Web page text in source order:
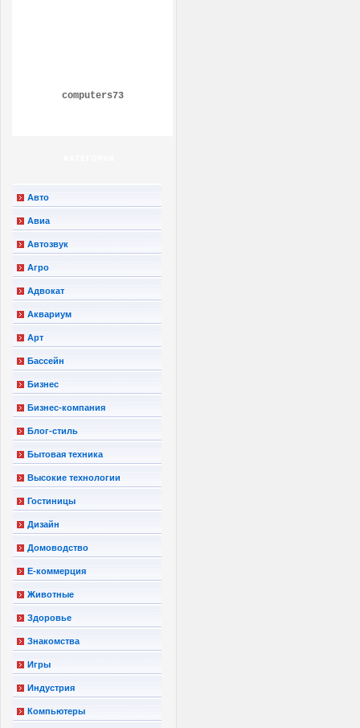
computers73
Авто
Авиа
Автозвук
Агро
Адвокат
Аквариум
Арт
Бассейн
Бизнес
Бизнес-компания
Блог-стиль
Бытовая техника
Высокие технологии
Гостиницы
Дизайн
Домоводство
Е-коммерция
Животные
Здоровье
Знакомства
Игры
Индустрия
Компьютеры